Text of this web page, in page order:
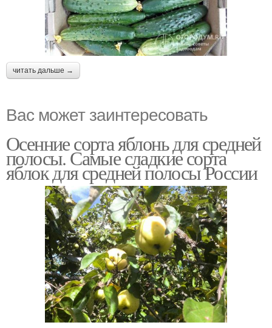
читать дальше →
Вас может заинтересовать
Осенние сорта яблонь для средней
полосы. Самые сладкие сорта
яблок для средней полосы России